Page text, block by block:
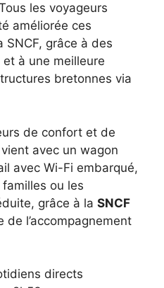
les voyageurs
améliorée ces
SNCF, grâce à des
à une meilleure
bretonnes via
de confort et de
avec un wagon
avec Wi-Fi embarqué,
ou les
grâce à la SNCF
de l’accompagnement
directs